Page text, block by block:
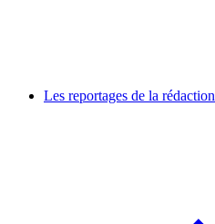
Les reportages de la rédaction